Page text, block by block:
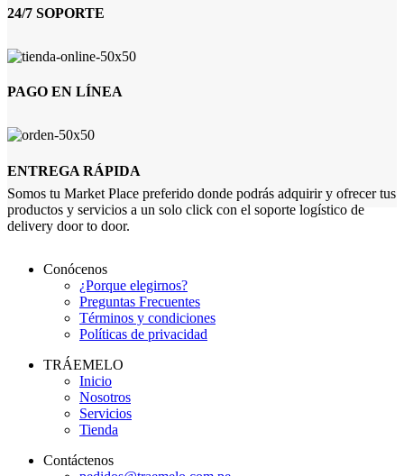
24/7 SOPORTE
PAGO EN LÍNEA
ENTREGA RÁPIDA
Somos tu Market Place preferido donde podrás adquirir y ofrecer tus
productos y servicios a un solo click con el soporte logístico de
delivery door to door.
Conócenos
¿Porque elegirnos?
Preguntas Frecuentes
Términos y condiciones
Políticas de privacidad
TRÁEMELO
Inicio
Nosotros
Servicios
Tienda
Contáctenos